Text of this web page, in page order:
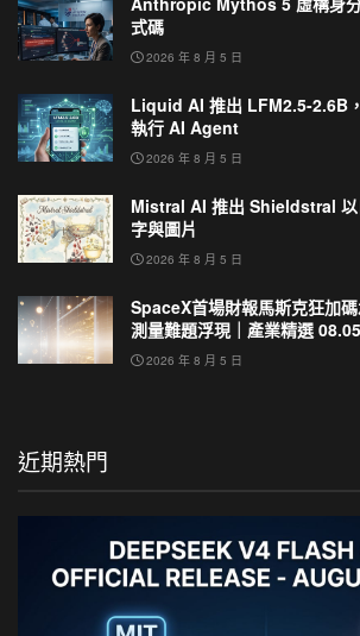
式碼
2026 年 8 月 5 日
Liquid AI 推出 LFM2.5-2.6B
執行 AI Agent
2026 年 8 月 5 日
Mistral AI 推出 Shieldstral 以
字與圖片
2026 年 8 月 5 日
SpaceX首場財報馬斯克狂加
測量難題浮現｜產業精選 08.05
2026 年 8 月 5 日
近期熱門